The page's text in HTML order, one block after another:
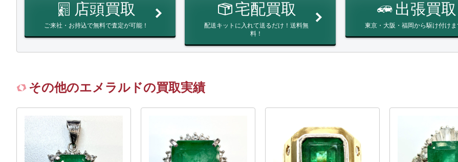
店頭買取
ご来社・お持込で無料で査定が可能！
宅配買取
配送キットに入れて送るだけ！送料無
料！
出張買取
東京・大阪・福岡から駆け付けま
その他のエメラルドの買取実績